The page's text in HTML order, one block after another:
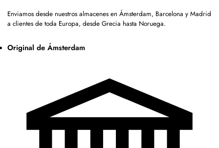
Enviamos desde nuestros almacenes en Ámsterdam, Barcelona y Madrid
a clientes de toda Europa, desde Grecia hasta Noruega.
Original de Ámsterdam